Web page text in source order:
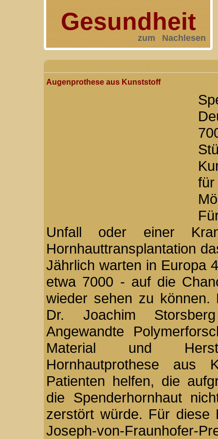
Gesundheit
zum Nachlesen
Augenprothese aus Kunststoff
Unfall oder einer
Hornhauttransplantation
Jährlich warten in Europa
etwa 7000 - auf die
wieder sehen zu können.
Dr. Joachim
Angewandte
Material und
Hornhautprothese aus
Patienten helfen, die
die Spenderhornhaut
zerstört würde. Für diese
Joseph-von-Fraunhofer-